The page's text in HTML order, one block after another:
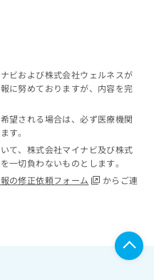
ビおよび株式会社ウェルネスが
に努めておりますが、内容を完
望される場合は、必ず医療機関
す。
て、株式会社マイナビ及び株式
一切負わないものとします。
の修正依頼フォーム
からご連